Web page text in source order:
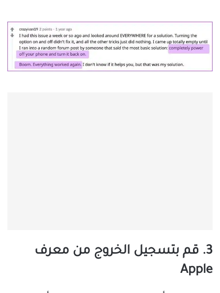
3. قم بتسجيل الخروج من معرف
Apple